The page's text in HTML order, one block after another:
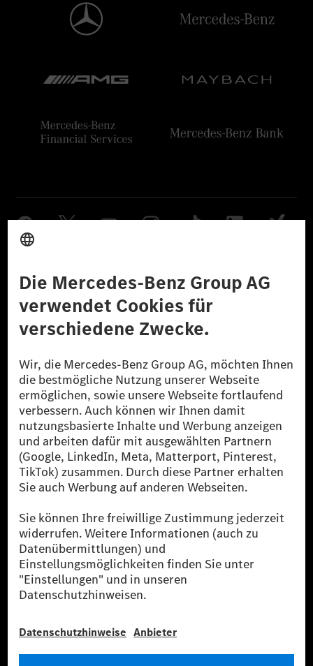
Datenschutz Lizenzhinweise Dritter Barrierefreiheit
© 2026 Mercedes-Benz Group AG. Alle Rechte vorbehalten.
[1] Bilanziell CO₂-neutral bedeutet, dass nicht vermiedene oder nicht
reduzierte CO₂-Emissionen bei der Mercedes-Benz Group durch
zertifizierte Ausgleichsprojekte kompensiert werden.
[2] Renewable Charging ist ein integraler Bestandteil von MB.CHARGE
Public in Europa, den USA, Kanada und China. Sofern an der jeweiligen
Ladestation noch kein Strom aus erneuerbaren Energien vorliegt,
verwendet Renewable Charging Grünstromzertifikate*. Diese stellen
sicher, dass für Ladevorgänge über MB.CHARGE Public eine äquivalente
Strommenge aus erneuerbaren Energien ins Stromnetz eingespeist wird.
* Inkl. EKOenergy Ökolabel
* Die angegebenen Werte wurden nach dem vorgeschriebenen
Messverfahren WLTP (Worldwide harmonised Light vehicles Test
Procedure) ermittelt. Die angegebenen Spannweiten beziehen sich auf
den europäischen Markt. Der Energieverbrauch und der CO₂-Ausstoß
eines Pkw sind nicht nur von der effizienten Ausnutzung des Kraftstoffs
bzw. des Energieträgers durch den Pkw, sondern auch vom Fahrstil und
** Der Stromverbrauch wurde auf der Grundlage der VO 692/2008/EG
Fahrzeugkonfiguration.